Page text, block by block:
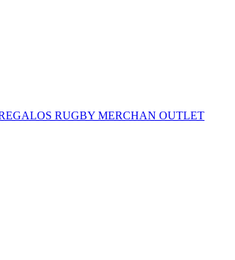
RUGBY MERCHAN OUTLET